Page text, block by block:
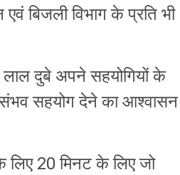
बिजली विभाग के प्रति भी
लाल दुबे अपने सहयोगियों के
सहयोग देने का आश्वासन
लिए 20 मिनट के लिए जो